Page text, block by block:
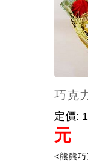
巧克
定價:
元
<熊熊巧